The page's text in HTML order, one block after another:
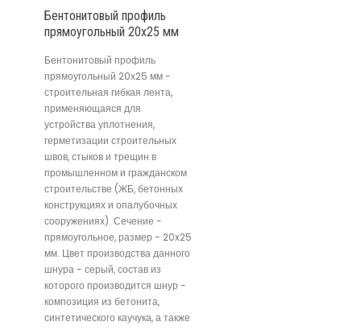
Бентонитовый профиль
прямоугольный 20х25 мм
Бентонитовый профиль
прямоугольный 20х25 мм -
строительная гибкая лента,
применяющаяся для
устройства уплотнения,
герметизации строительных
швов, стыков и трещин в
промышленном и гражданском
строительстве (ЖБ, бетонных
конструкциях и опалубочных
сооружениях). Сечение -
прямоугольное, размер - 20x25
мм. Цвет производства данного
шнура - серый, состав из
которого производится шнур -
композиция из бетонита,
синтетического каучука, а также